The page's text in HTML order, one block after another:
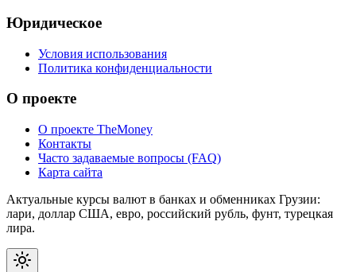
Юридическое
Условия использования
Политика конфиденциальности
О проекте
О проекте TheMoney
Контакты
Часто задаваемые вопросы (FAQ)
Карта сайта
Актуальные курсы валют в банках и обменниках Грузии:
лари, доллар США, евро, российский рубль, фунт, турецкая
лира.